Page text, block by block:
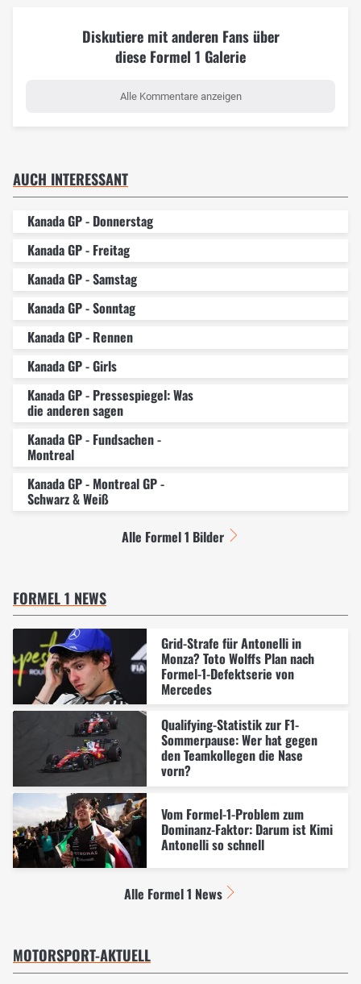
Diskutiere mit anderen Fans über
diese Formel 1 Galerie
Alle Kommentare anzeigen
AUCH INTERESSANT
Kanada GP - Donnerstag
Kanada GP - Freitag
Kanada GP - Samstag
Kanada GP - Sonntag
Kanada GP - Rennen
Kanada GP - Girls
Kanada GP - Pressespiegel: Was
die anderen sagen
Kanada GP - Fundsachen -
Montreal
Kanada GP - Montreal GP -
Schwarz & Weiß
Alle Formel 1 Bilder
FORMEL 1 NEWS
Grid-Strafe für Antonelli in
Monza? Toto Wolffs Plan nach
Formel-1-Defektserie von
Mercedes
Qualifying-Statistik zur F1-
Sommerpause: Wer hat gegen
den Teamkollegen die Nase
vorn?
Vom Formel-1-Problem zum
Dominanz-Faktor: Darum ist Kimi
Antonelli so schnell
Alle Formel 1 News
MOTORSPORT-AKTUELL